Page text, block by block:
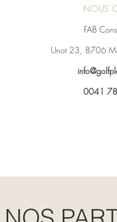
NOUS
FAB
Unot 23, 8706
0041